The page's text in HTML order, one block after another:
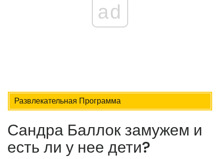
ad
Развлекательная Программа
Сандра Баллок замужем и
есть ли у нее дети?